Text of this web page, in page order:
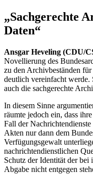
„Sachgerechte
Daten“
Ansgar Heveling (CDU/
Novellierung des
zu den Archivbeständen
deutlich vereinfacht werde.
auch die sachgerechte
In diesem Sinne
räumte jedoch ein, dass
Fall der
Akten nur dann dem
Verfügungsgewalt
nachrichtendienstlichen
Schutz der Identität der bei
Abgabe nicht entgegen